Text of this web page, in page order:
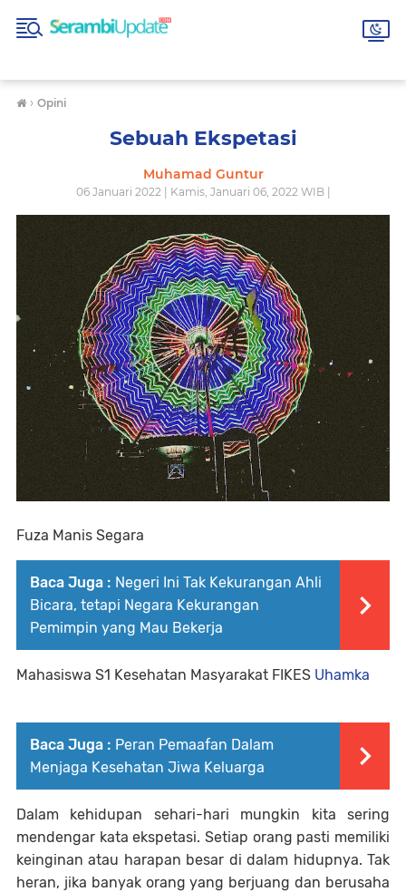
› Opini
Sebuah Ekspetasi
Muhamad Guntur
06 Januari 2022 | Kamis, Januari 06, 2022 WIB |
Fuza Manis Segara
Baca Juga : Negeri Ini Tak Kekurangan Ahli
Bicara, tetapi Negara Kekurangan
Pemimpin yang Mau Bekerja
Mahasiswa S1 Kesehatan Masyarakat FIKES Uhamka
Baca Juga : Peran Pemaafan Dalam
Menjaga Kesehatan Jiwa Keluarga
Dalam kehidupan sehari-hari mungkin kita sering
mendengar kata ekspetasi. Setiap orang pasti memiliki
keinginan atau harapan besar di dalam hidupnya. Tak
heran, jika banyak orang yang berjuang dan berusaha